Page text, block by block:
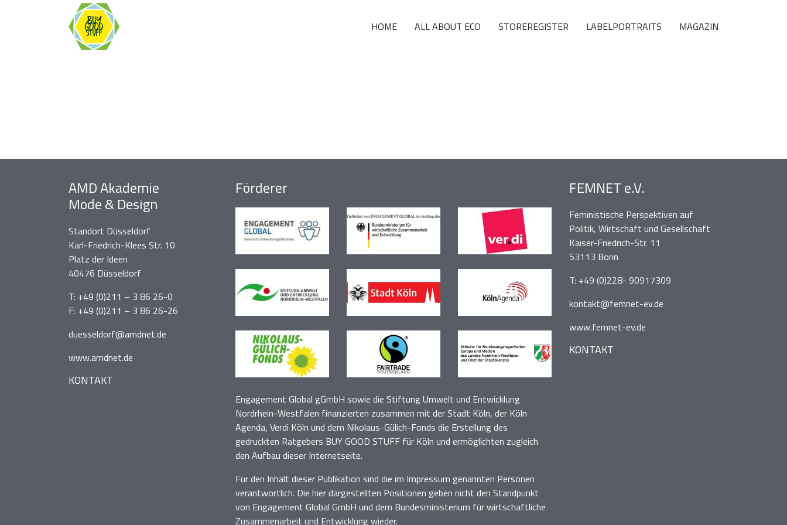
HOME ALL ABOUT ECO STOREREGISTER LABELPORTRAITS MAGAZIN
AMD Akademie
Mode & Design
Standort Düsseldorf
Karl-Friedrich-Klees Str. 10
Platz der Ideen
40476 Düsseldorf
T: +49 (0)211 – 3 86 26-0
F: +49 (0)211 – 3 86 26-26
duesseldorf@amdnet.de
www.amdnet.de
KONTAKT
FEMNET e.V.
Feministische Perspektiven auf
Politik, Wirtschaft und Gesellschaft
Kaiser-Friedrich-Str. 11
53113 Bonn
T: +49 (0)228- 90917309
kontakt@femnet-ev.de
www.femnet-ev.de
KONTAKT
Förderer
Engagement Global gGmbH sowie die Stiftung Umwelt und Entwicklung
Nordrhein-Westfalen finanzierten zusammen mit der Stadt Köln, der Köln
Agenda, Verdi Köln und dem Nikolaus-Gülich-Fonds die Erstellung des
gedruckten Ratgebers BUY GOOD STUFF für Köln und ermöglichten zugleich
den Aufbau dieser Internetseite.
Für den Inhalt dieser Publikation sind die im Impressum genannten Personen
verantwortlich. Die hier dargestellten Positionen geben nicht den Standpunkt
von Engagement Global GmbH und dem Bundesministerium für wirtschaftliche
Zusammenarbeit und Entwicklung wieder.